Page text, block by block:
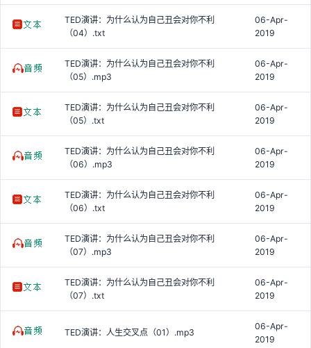
TED演讲：为什么认为自己丑会对你不利
（04）.txt
06-Apr-
2019
TED演讲：为什么认为自己丑会对你不利
（05）.mp3
06-Apr-
2019
TED演讲：为什么认为自己丑会对你不利
（05）.txt
06-Apr-
2019
TED演讲：为什么认为自己丑会对你不利
（06）.mp3
06-Apr-
2019
TED演讲：为什么认为自己丑会对你不利
（06）.txt
06-Apr-
2019
TED演讲：为什么认为自己丑会对你不利
（07）.mp3
06-Apr-
2019
TED演讲：为什么认为自己丑会对你不利
（07）.txt
06-Apr-
2019
TED演讲：人生交叉点（01）.mp3
06-Apr-
2019